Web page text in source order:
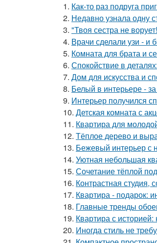
1. Как-то раз подруга
2. Недавно узнала одну
3. "Твоя сестра не ворует!
4. Врачи сделали узи - и
5. Комната для брата и
6. Спокойствие в
7. Дом для искусства и
8. Белый в интерьере -
9. Интерьер получился
10. Детская комната с
11. Квартира для
12. Тёплое дерево и
13. Бежевый интерьер с
14. Уютная небольшая
15. Сочетание тёплой
16. Контрастная студия,
17. Квартира - подарок:
18. Главные тренды
19. Квартира с
20. Иногда стиль не